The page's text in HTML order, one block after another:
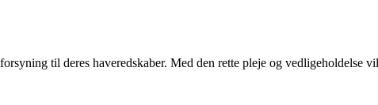
til deres haveredskaber. Med den rette pleje og vedligeholdelse